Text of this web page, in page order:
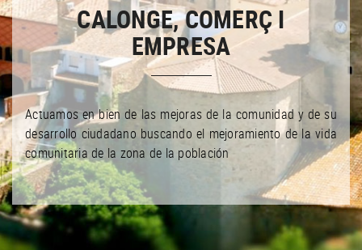
CALONGE, COMERÇ I
EMPRESA
Actuamos en bien de las mejoras de la comunidad y de su
desarrollo ciudadano buscando el mejoramiento de la vida
comunitaria de la zona de la población